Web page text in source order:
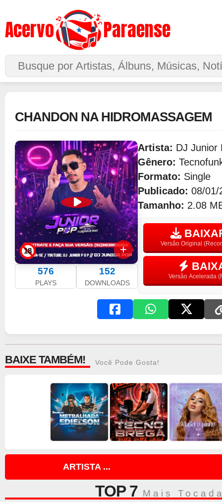
Acervo Paraense
Buscar no Site
CHANDON NA HIDROMASSAGEM
18
576
PLAYS
152
DOWNLOADS
Artista: DJ Junior
Gênero:
Formato: Single
Publicado: 08/01/
Tamanho: 2.08
Versão Original
Versão Acelerada
BAIXE TAMBÉM! Você Pode Gosta!
ARTISTA ...
TOP 7 Mais